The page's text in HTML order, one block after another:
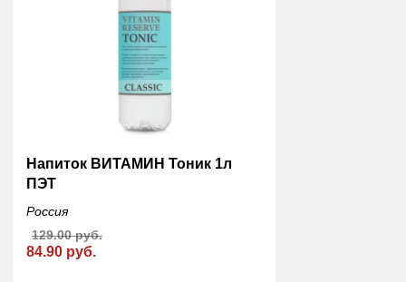
Напиток ВИТАМИН Тоник 1л
ПЭТ
Россия
84.90 руб.
129.00 руб.